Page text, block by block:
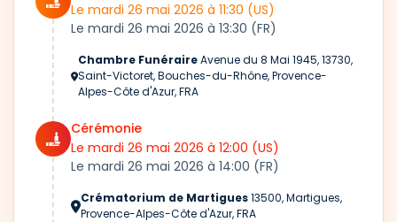
Le mardi 26 mai 2026 à 11:30 (US)
Le mardi 26 mai 2026 à 13:30 (FR)
Chambre FunéraireAvenue du 8 Mai 1945, 13730,
Saint-Victoret, Bouches-du-Rhône, Provence-
Alpes-Côte d'Azur, FRA
Cérémonie
Le mardi 26 mai 2026 à 12:00 (US)
Le mardi 26 mai 2026 à 14:00 (FR)
Crématorium de Martigues13500, Martigues,
Provence-Alpes-Côte d'Azur, FRA